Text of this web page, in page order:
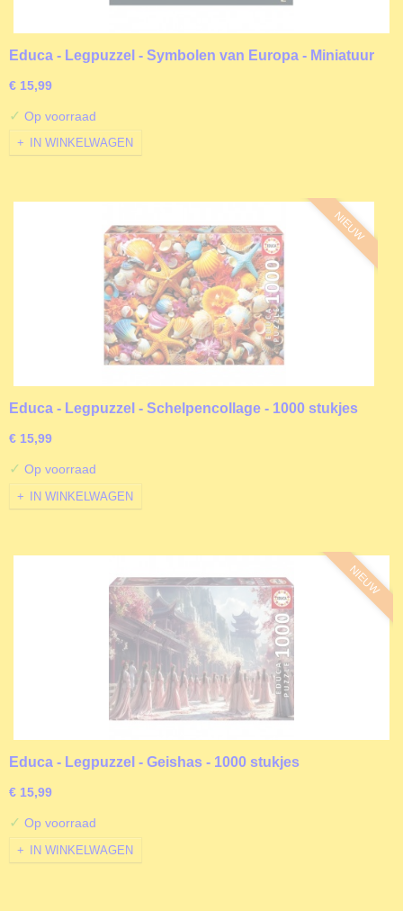
Educa - Legpuzzel - Symbolen van Europa - Miniatuur
€ 15,99
✓ Op voorraad
IN WINKELWAGEN
NIEUW
Educa - Legpuzzel - Schelpencollage - 1000 stukjes
€ 15,99
✓ Op voorraad
IN WINKELWAGEN
NIEUW
Educa - Legpuzzel - Geishas - 1000 stukjes
€ 15,99
✓ Op voorraad
IN WINKELWAGEN